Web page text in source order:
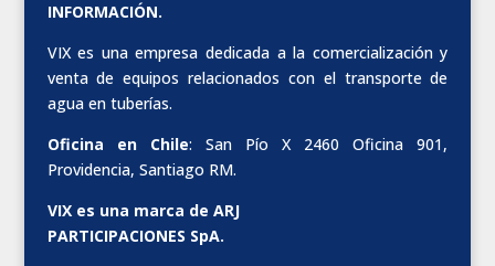
INFORMACIÓN.
VIX es una empresa dedicada a la comercialización y
venta de equipos relacionados con el transporte de
agua en tuberías.
Oficina en Chile: San Pío X 2460 Oficina 901,
Providencia, Santiago RM.
VIX es una marca de ARJ
PARTICIPACIONES SpA.